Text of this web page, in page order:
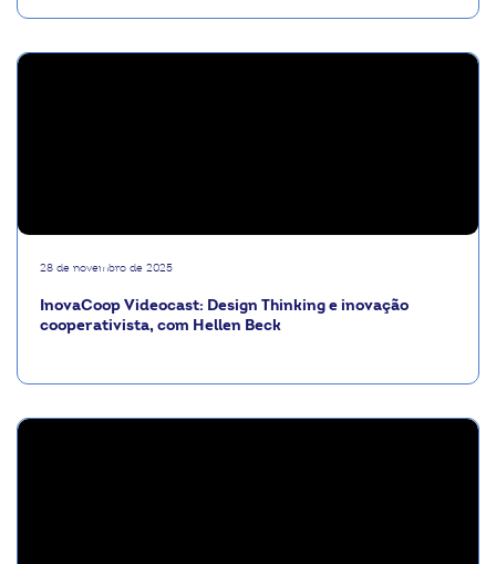
28 de novembro de 2025
InovaCoop Videocast: Design Thinking e inovação
cooperativista, com Hellen Beck